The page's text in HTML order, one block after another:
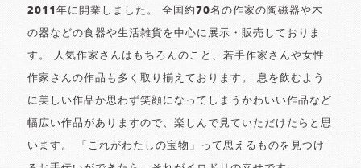
2011年に開業しました。 全国約70名の作家の陶磁器や木
の器などの食器や生活雑貨を中心に展示・販売しておりま
す。 人気作家さんはもちろんのこと、若手作家さんや女性
作家さんの作品も多く取り揃えております。 息を飲むよう
に美しい作品か思わず笑顔になってしまうかわいい作品など
幅広い作品がありますので、楽しんで見ていただけたらと思
います。 「これがわたしの宝物」って思えるものを見つけ